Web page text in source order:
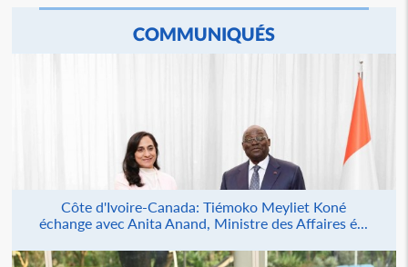
COMMUNIQUÉS
Côte d'Ivoire-Canada: Tiémoko Meyliet Koné
échange avec Anita Anand, Ministre des Affaires é...